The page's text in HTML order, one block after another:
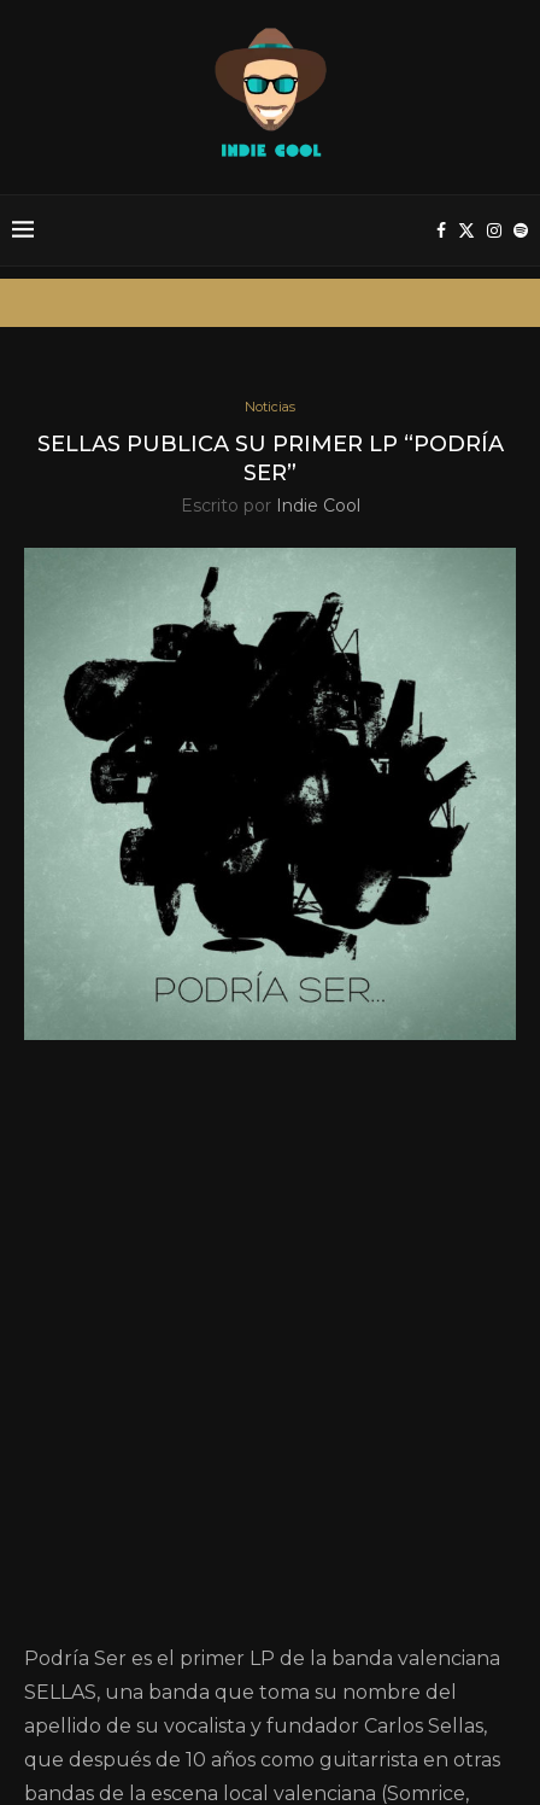
Noticias
SELLAS PUBLICA SU PRIMER LP “PODRÍA
SER”
Escrito por Indie Cool
Podría Ser es el primer LP de la banda valenciana
SELLAS, una banda que toma su nombre del
apellido de su vocalista y fundador Carlos Sellas,
que después de 10 años como guitarrista en otras
bandas de la escena local valenciana (Somrice,